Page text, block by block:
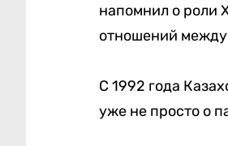
напомнил о роли
отношений
С 1992 года
уже не просто о